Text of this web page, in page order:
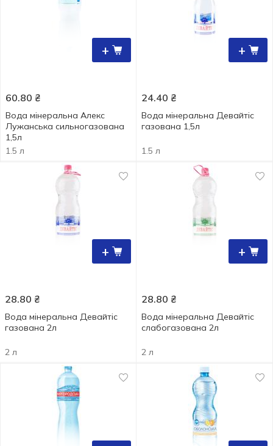
+
60.80 ₴
Вода мінеральна Алекс
Лужанська сильногазована
1,5л
1.5 л
+
24.40 ₴
Вода мінеральна Девайтіс
газована 1,5л
1.5 л
+
28.80 ₴
Вода мінеральна Девайтіс
газована 2л
2 л
+
28.80 ₴
Вода мінеральна Девайтіс
слабогазована 2л
2 л